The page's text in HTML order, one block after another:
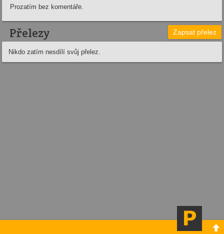
Prozatím bez komentáře.
Přelezy Zapsat přelez
Nikdo zatím nesdílí svůj přelez.
